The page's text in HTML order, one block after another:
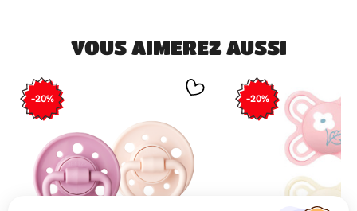
VOUS AIMEREZ AUSSI
-20% -20%